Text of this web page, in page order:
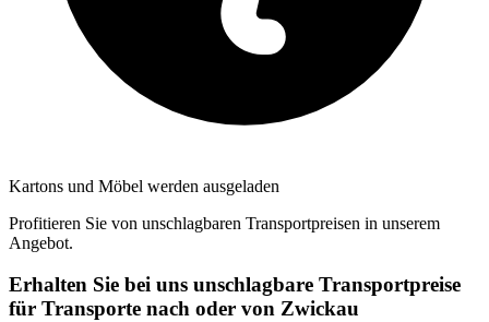
Kartons und Möbel werden ausgeladen
Profitieren Sie von unschlagbaren Transportpreisen in unserem
Angebot.
Erhalten Sie bei uns unschlagbare Transportpreise
für Transporte nach oder von Zwickau